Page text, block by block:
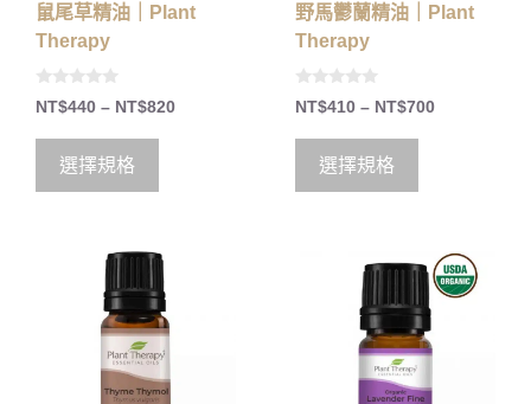
鼠尾草精油｜Plant
Therapy
0
o
5
NT$440 – NT$820
選擇規格
野馬鬱蘭精油｜Plant
Therapy
0
o
5
NT$410 – NT$700
選擇規格